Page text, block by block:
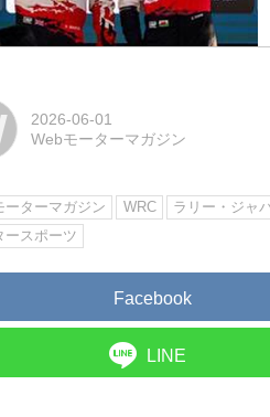
2026-06-01
Webモーターマガジン
ーターマガジン WRC ラリー・ジャ
ースポーツ
Facebook
LINE